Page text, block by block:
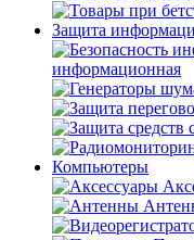
Защита
информационная
Компьютеры